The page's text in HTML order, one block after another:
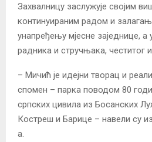
Захвалницу заслужује својим
континуираним радом и
унапређењу мјесне заједнице, а
радника и стручњака, честитог
– Мичић је идејни творац и
спомен – парка поводом 80
српских цивила из Босанских
Костреш и Барице – навели су
а.